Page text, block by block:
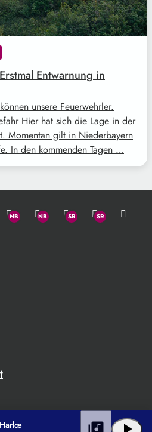
Entwarnung in
unsere Feuerwehrler.
Hier hat sich die Lage in der
Momentan gilt in Niederbayern
In den kommenden Tagen …